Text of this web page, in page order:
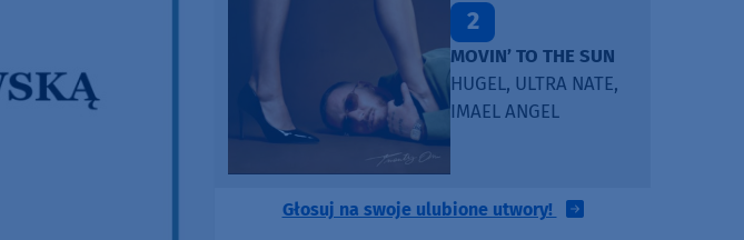
2
MOVIN’ TO THE SUN
HUGEL, ULTRA NATE,
IMAEL ANGEL
Głosuj na swoje ulubione utwory!